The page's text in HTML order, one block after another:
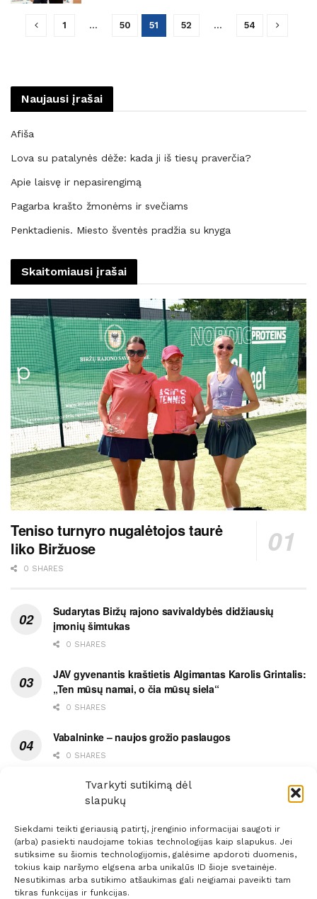
Tvarkyti sutikimą dėl
slapukų
Siekdami teikti geriausią patirtį, įrenginio informacijai saugoti ir
(arba) pasiekti naudojame tokias technologijas kaip slapukus. Jei
sutiksime su šiomis technologijomis, galėsime apdoroti duomenis,
tokius kaip naršymo elgsena arba unikalūs ID šioje svetainėje.
Nesutikimas arba sutikimo atšaukimas gali neigiamai paveikti tam
tikras funkcijas ir funkcijas.
1 … 50 51 52 … 54
Naujausi įrašai
Afiša
Lova su patalynės dėže: kada ji iš tiesų praverčia?
Apie laisvę ir nepasirengimą
Pagarba krašto žmonėms ir svečiams
Penktadienis. Miesto šventės pradžia su knyga
Skaitomiausi įrašai
Teniso turnyro nugalėtojos taurė
liko Biržuose
0 SHARES
Sudarytas Biržų rajono savivaldybės didžiausių
įmonių šimtukas
0 SHARES
JAV gyvenantis kraštietis Algimantas Karolis Grintalis:
„Ten mūsų namai, o čia mūsų siela“
0 SHARES
Vabalninke – naujos grožio paslaugos
0 SHARES
Vytauto gatvės grimasos, arba užsitęsusi Biržų gėda
0 SHARES
Prenumerata Reklama